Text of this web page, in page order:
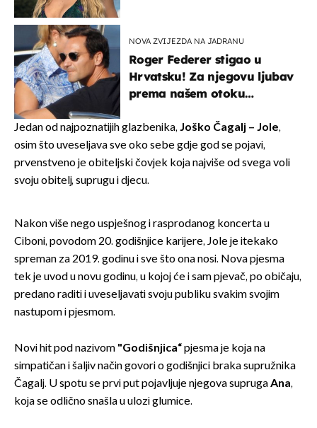
NOVA ZVIJEZDA NA JADRANU
Roger Federer stigao u
Hrvatsku! Za njegovu ljubav
prema našem otoku
Hrvat
Jedan od najpoznatijih glazbenika,Joško Čagalj – Jole,
osim što uveseljava sve oko sebe gdje god se pojavi,
prvenstveno je obiteljski čovjek koja najviše od svega voli
svoju obitelj, suprugu i djecu.
Nakon više nego uspješnog i rasprodanog koncerta u
Ciboni, povodom 20. godišnjice karijere, Jole je itekako
spreman za 2019. godinu i sve što ona nosi. Nova pjesma
tek je uvod u novu godinu, u kojoj će i sam pjevač, po običaju,
predano raditi i uveseljavati svoju publiku svakim svojim
nastupom i pjesmom.
Novi hit pod nazivom "Godišnjica“pjesma je koja na
simpatičan i šaljiv način govori o godišnjici braka supružnika
Čagalj. U spotu se prvi put pojavljuje njegova suprugaAna,
koja se odlično snašla u ulozi glumice.